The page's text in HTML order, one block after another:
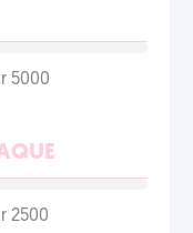
5000
2500